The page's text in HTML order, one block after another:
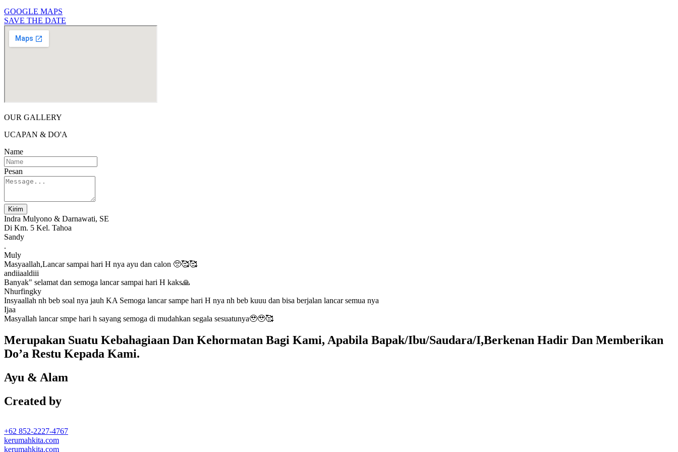
GOOGLE MAPS
SAVE THE DATE
OUR GALLERY
UCAPAN & DO'A
Name
Pesan
Kirim
Indra Mulyono & Darnawati, SE
Di Km. 5 Kel. Tahoa
Sandy
.
Muly
Masyaallah,Lancar sampai hari H nya ayu dan calon 🥺🥰🥰
andiiaaldiii
Banyak" selamat dan semoga lancar sampai hari H kaks🙏
Nhurfingky
Insyaallah nh beb soal nya jauh KA Semoga lancar sampe hari H nya nh beb kuuu dan bisa berjalan lancar semua nya
Ijaa
Masyallah lancar smpe hari h sayang semoga di mudahkan segala sesuatunya🥹🥹🥰
Merupakan Suatu Kebahagiaan Dan Kehormatan Bagi Kami, Apabila Bapak/Ibu/Saudara/I,Berkenan Hadir Dan Memberikan
Do’a Restu Kepada Kami.
Ayu & Alam
Created by
+62 852-2227-4767
kerumahkita.com
kerumahkita.com